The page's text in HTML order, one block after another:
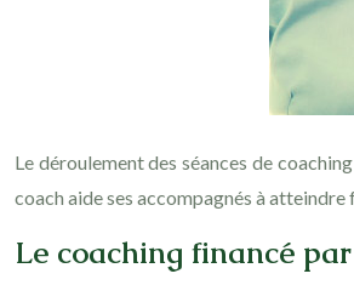
Le déroulement des séances de
coach aide ses accompagnés à
Le coaching financé